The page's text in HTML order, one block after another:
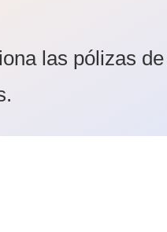
las pólizas